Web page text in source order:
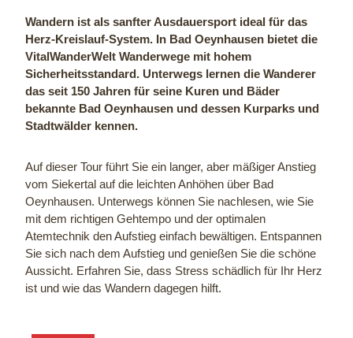
w
e
l
t
Ü
b
e
i
c
h
t
.
j
p
g
r
s
p
e
k
M
a
r
k
i
e
r
u
Wandern ist als sanfter Ausdauersport ideal für das
Herz-Kreislauf-System. In Bad Oeynhausen bietet die
VitalWanderWelt Wanderwege mit hohem
Sicherheitsstandard. Unterwegs lernen die Wanderer
das seit 150 Jahren für seine Kuren und Bäder
bekannte Bad Oeynhausen und dessen Kurparks und
Stadtwälder kennen.
Auf dieser Tour führt Sie ein langer, aber mäßiger Anstieg
vom Siekertal auf die leichten Anhöhen über Bad
Oeynhausen. Unterwegs können Sie nachlesen, wie Sie
mit dem richtigen Gehtempo und der optimalen
Atemtechnik den Aufstieg einfach bewältigen. Entspannen
Sie sich nach dem Aufstieg und genießen Sie die schöne
Aussicht. Erfahren Sie, dass Stress schädlich für Ihr Herz
ist und wie das Wandern dagegen hilft.